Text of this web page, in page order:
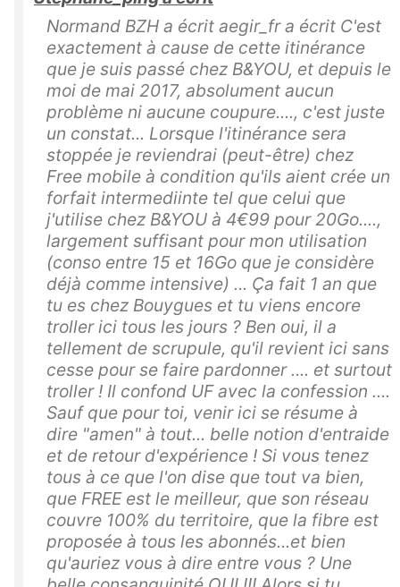
Normand BZH a écrit aegir_fr a écrit C'est
exactement à cause de cette itinérance
que je suis passé chez B&YOU, et depuis le
moi de mai 2017, absolument aucun
problème ni aucune coupure...., c'est juste
un constat... Lorsque l'itinérance sera
stoppée je reviendrai (peut-être) chez
Free mobile à condition qu'ils aient crée un
forfait intermediinte tel que celui que
j'utilise chez B&YOU à 4€99 pour 20Go....,
largement suffisant pour mon utilisation
(conso entre 15 et 16Go que je considère
déjà comme intensive) ... Ça fait 1 an que
tu es chez Bouygues et tu viens encore
troller ici tous les jours ? Ben oui, il a
tellement de scrupule, qu'il revient ici sans
cesse pour se faire pardonner .... et surtout
troller ! Il confond UF avec la confession ....
Sauf que pour toi, venir ici se résume à
dire "amen" à tout... belle notion d'entraide
et de retour d'expérience ! Si vous tenez
tous à ce que l'on dise que tout va bien,
que FREE est le meilleur, que son réseau
couvre 100% du territoire, que la fibre est
proposée à tous les abonnés...et bien
qu'auriez vous à dire entre vous ? Une